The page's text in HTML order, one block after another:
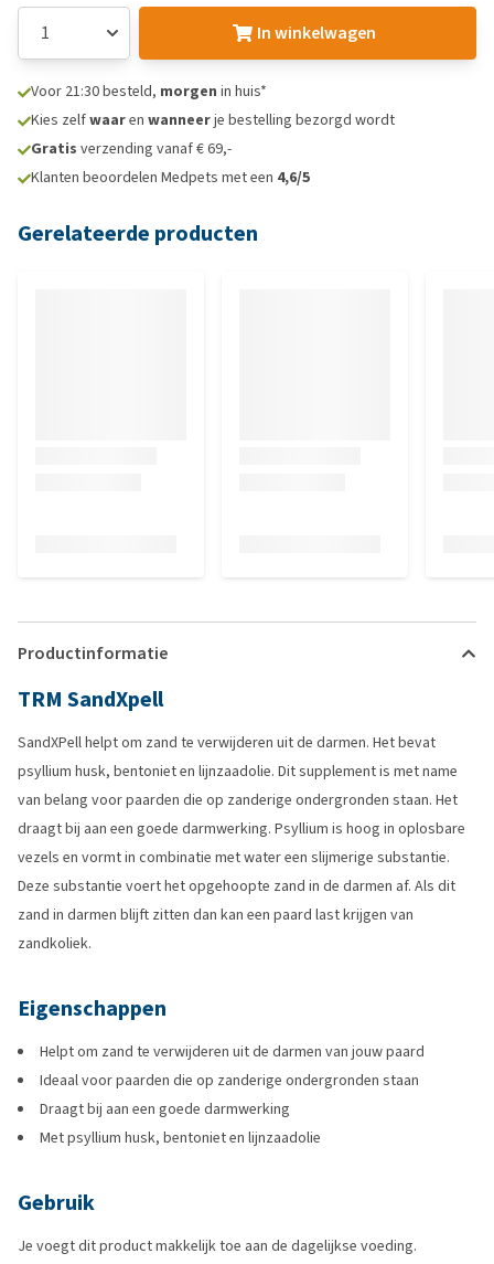
In winkelwagen
Voor 21:30 besteld, morgen in huis*
Kies zelfwaaren wanneerje bestelling bezorgd wordt
Gratis verzending vanaf € 69,-
Klanten beoordelen Medpets met een 4,6/5
Gerelateerde producten
Productinformatie
TRM SandXpell
SandXPell helpt om zand te verwijderen uit de darmen. Het bevat
psyllium husk, bentoniet en lijnzaadolie. Dit supplement is met name
van belang voor paarden die op zanderige ondergronden staan. Het
draagt bij aan een goede darmwerking. Psyllium is hoog in oplosbare
vezels en vormt in combinatie met water een slijmerige substantie.
Deze substantie voert het opgehoopte zand in de darmen af. Als dit
zand in darmen blijft zitten dan kan een paard last krijgen van
zandkoliek.
Eigenschappen
Helpt om zand te verwijderen uit de darmen van jouw paard
Ideaal voor paarden die op zanderige ondergronden staan
Draagt bij aan een goede darmwerking
Met psyllium husk, bentoniet en lijnzaadolie
Gebruik
Je voegt dit product makkelijk toe aan de dagelijkse voeding.